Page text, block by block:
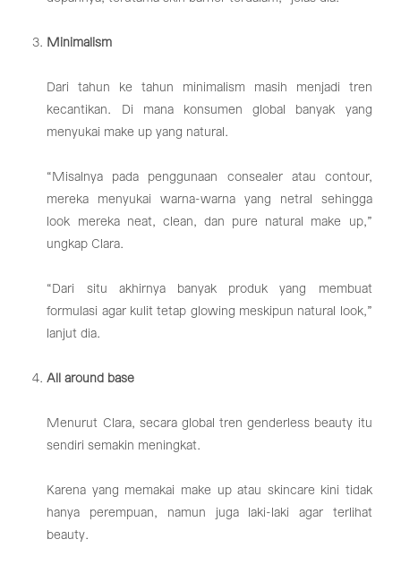
Minimalism
Dari tahun ke tahun minimalism masih menjadi tren
kecantikan. Di mana konsumen global banyak yang
menyukai make up yang natural.
“Misalnya pada penggunaan consealer atau contour,
mereka menyukai warna-warna yang netral sehingga
look mereka neat, clean, dan pure natural make up,”
ungkap Clara.
“Dari situ akhirnya banyak produk yang membuat
formulasi agar kulit tetap glowing meskipun natural look,”
lanjut dia.
All around base
Menurut Clara, secara global tren genderless beauty itu
sendiri semakin meningkat.
Karena yang memakai make up atau skincare kini tidak
hanya perempuan, namun juga laki-laki agar terlihat
beauty.